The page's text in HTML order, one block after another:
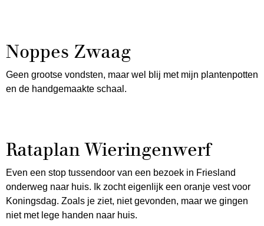
Noppes Zwaag
Geen grootse vondsten, maar wel blij met mijn plantenpotten
en de handgemaakte schaal.
Rataplan Wieringenwerf
Even een stop tussendoor van een bezoek in Friesland
onderweg naar huis. Ik zocht eigenlijk een oranje vest voor
Koningsdag. Zoals je ziet, niet gevonden, maar we gingen
niet met lege handen naar huis.